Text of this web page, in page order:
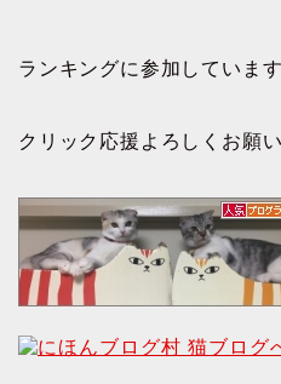
ランキングに参加しています
クリック応援よろしくお願